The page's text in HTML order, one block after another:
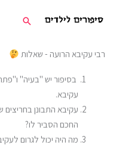
לתוכן
חיפוש
רבי עקיבא הרועה - שאלות
בסיפור יש "בעיה"
עקיבא.
עקיבא התבונן
החכם הסביר לו?
מה היה יכול לגרום